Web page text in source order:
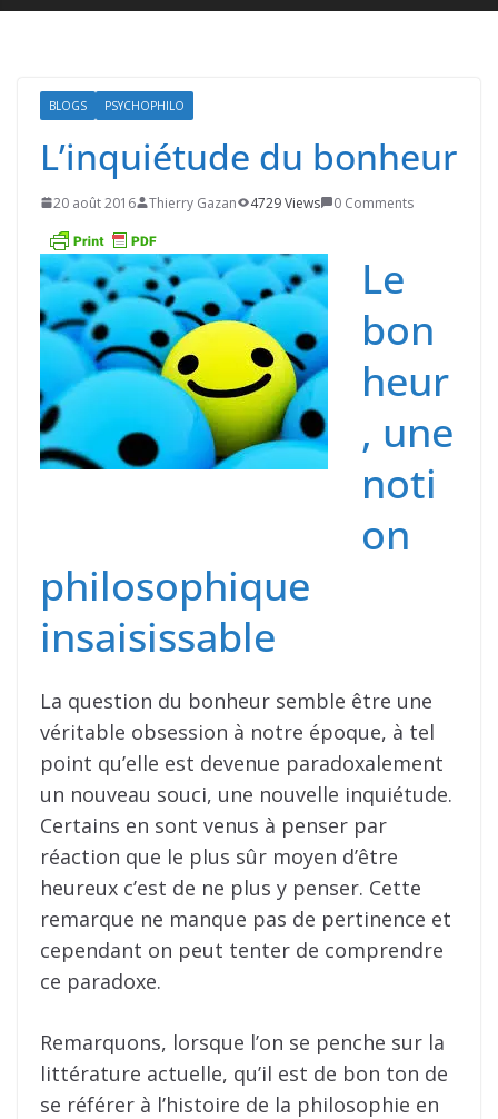
BLOGS PSYCHOPHILO
L’inquiétude du bonheur
20 août 2016 Thierry Gazan 4729 Views 0 Comments
Le
bon
heur
, une
noti
on
philosophique
insaisissable
La question du bonheur semble être une
véritable obsession à notre époque, à tel
point qu’elle est devenue paradoxalement
un nouveau souci, une nouvelle inquiétude.
Certains en sont venus à penser par
réaction que le plus sûr moyen d’être
heureux c’est de ne plus y penser. Cette
remarque ne manque pas de pertinence et
cependant on peut tenter de comprendre
ce paradoxe.
Remarquons, lorsque l’on se penche sur la
littérature actuelle, qu’il est de bon ton de
se référer à l’histoire de la philosophie en